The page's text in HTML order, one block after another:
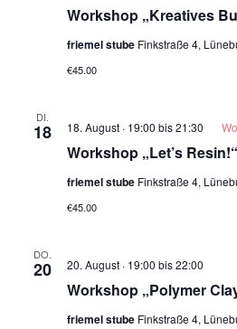
Workshop „Kreatives
friemel stube Finkstraße 4,
€45.00
DI.
18
Workshop „Let’s Resin!“
18. August · 19:00 bis21:30
friemel stube Finkstraße 4,
€45.00
DO.
20
Workshop „Polymer
20. August · 19:00 bis22:00
friemel stube Finkstraße 4,